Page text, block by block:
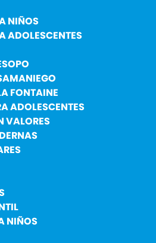
NIÑOS
ADOLESCENTES
FONTAINE
ADOLESCENTES
VALORES
NIÑOS